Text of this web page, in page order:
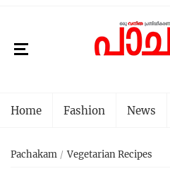
Home Fashion News
Pachakam Vegetarian Recipes